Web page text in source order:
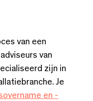
van een
van
zijn in
Je
en -